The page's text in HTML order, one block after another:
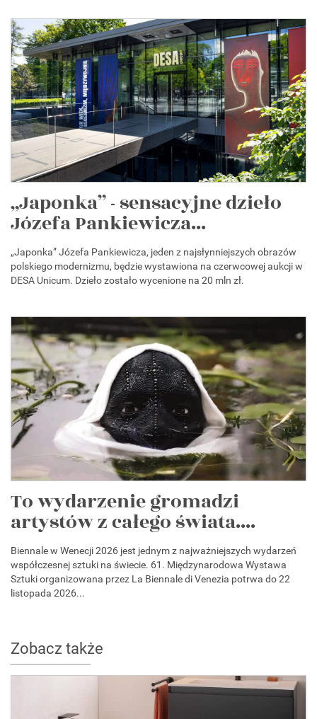
„Japonka” - sensacyjne dzieło
Józefa Pankiewicza...
„Japonka” Józefa Pankiewicza, jeden z najsłynniejszych obrazów
polskiego modernizmu, będzie wystawiona na czerwcowej aukcji w
DESA Unicum. Dzieło zostało wycenione na 20 mln zł.
To wydarzenie gromadzi
artystów z całego świata....
Biennale w Wenecji 2026 jest jednym z najważniejszych wydarzeń
współczesnej sztuki na świecie. 61. Międzynarodowa Wystawa
Sztuki organizowana przez La Biennale di Venezia potrwa do 22
listopada 2026...
Zobacz także